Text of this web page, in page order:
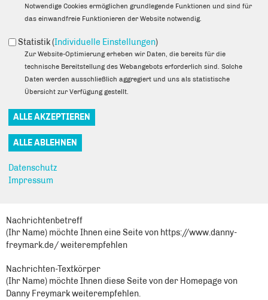
Eigener Name*
Senden an
Sie können mehrere Empfänger mit Komma getrennt eingeben.
Zweites Informationsschreiben zur Corona Krise - Prof. Dr.
Martin Pätzold und Danny Freymark unterstützen mit
Nachrichtenbetreff
(Ihr Name) möchte Ihnen eine Seite von https://www.danny-
freymark.de/ weiterempfehlen
Nachrichten-Textkörper
(Ihr Name) möchte Ihnen diese Seite von der Homepage von
Danny Freymark weiterempfehlen.
Notwendige Cookies ermöglichen grundlegende Funktionen und sind für
das einwandfreie Funktionieren der Website notwendig.
Statistik (Individuelle Einstellungen)
Zur Website-Optimierung erheben wir Daten, die bereits für die
technische Bereitstellung des Webangebots erforderlich sind. Solche
Daten werden ausschließlich aggregiert und uns als statistische
Übersicht zur Verfügung gestellt.
Datenschutz
Impressum